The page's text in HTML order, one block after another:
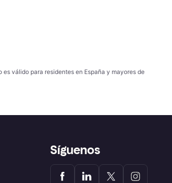
válido para residentes en España y mayores de
Síguenos